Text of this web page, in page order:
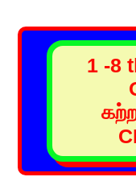
1 -8